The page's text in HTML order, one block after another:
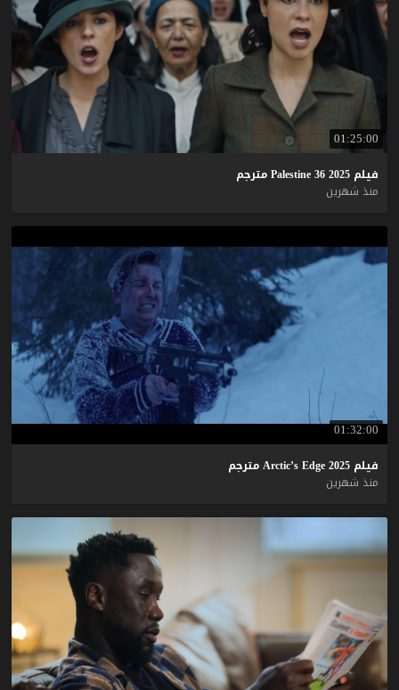
01:25:00
فيلم Palestine 36 2025
مترجم
منذ شهرين
01:32:00
فيلم Arctic’s Edge 2025
مترجم
منذ شهرين